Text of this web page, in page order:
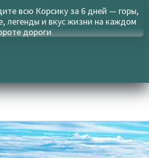
всю Корсику за 6 дней — горы,
легенды и вкус жизни на каждом
дороги